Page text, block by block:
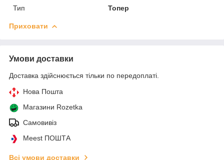
Тип
Топер
Приховати
Умови доставки
Доставка здійснюється тільки по передоплаті.
Нова Пошта
Магазини Rozetka
Самовивіз
Meest ПОШТА
Всі умови доставки